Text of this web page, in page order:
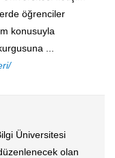
öğrenciler
konusuyla
...
Üniversitesi
olan